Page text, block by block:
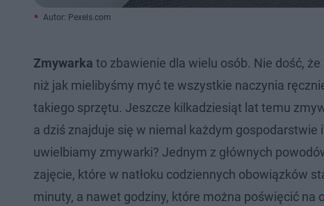
Autor: Pexels.com
Zmywarka to zbawienie dla wielu osób. Nie dość,
niż jak mielibyśmy myć te wszystkie naczynia
takiego sprzętu. Jeszcze kilkadziesiąt lat temu
a dziś znajduje się w niemal każdym
uwielbiamy zmywarki? Jednym z głównych
zajęcie, które w natłoku codziennych obowiązków
minuty, a nawet godziny, które można poświęcić